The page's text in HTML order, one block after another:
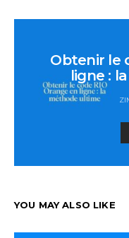
Obtenir le
ligne :
YOU MAY ALSO LIKE